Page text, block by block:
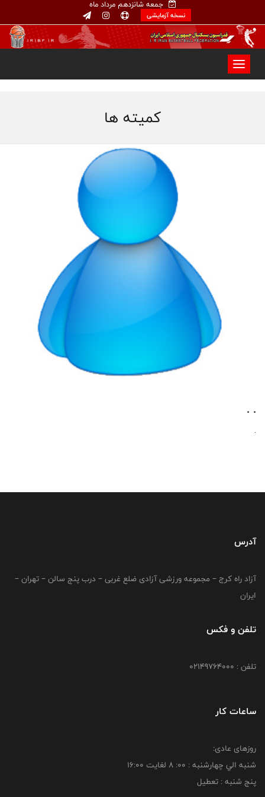
جمعه شانزدهم مرداد ماه
نسخه آزمایشی
کمیته ها
. .
.
آدرس
آزاد راه کرج – مجموعه ورزشی آزادی ضلع غربی – درب پنج سالن – تهران –
ایران
تلفن و فکس
تلفن : 02149764000
ساعات کار
روزهای عادی:
شنبه الي چهارشنبه : 00: 8 لغايت 16:00
پنج شنبه : تعطیل